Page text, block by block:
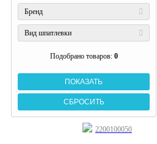
Бренд
Вид шпатлевки
Подобрано товаров: 0
2200100050